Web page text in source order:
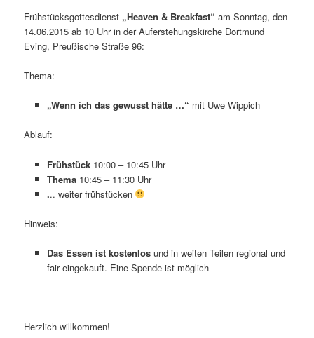
Frühstücksgottesdienst „Heaven & Breakfast“ am Sonntag, den
14.06.2015 ab 10 Uhr in der Auferstehungskirche Dortmund
Eving, Preußische Straße 96:
Thema:
„Wenn ich das gewusst hätte …“ mit Uwe Wippich
Ablauf:
Frühstück 10:00 – 10:45 Uhr
Thema10:45 – 11:30 Uhr
... weiter frühstücken
Hinweis:
Das Essen ist kostenlos und in weiten Teilen regional und
fair eingekauft. Eine Spende ist möglich
Herzlich willkommen!